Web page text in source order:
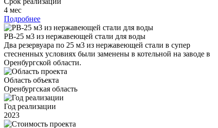
4 мес
Подробнее
РВ-25 м3 из нержавеющей стали для воды
Два резервуара по 25 м3 из нержавеющей стали в супер
стесненных условиях были заменены в котельной на заводе в
Оренбургской области.
Область объекта
Оренбургская область
Год реализации
2023